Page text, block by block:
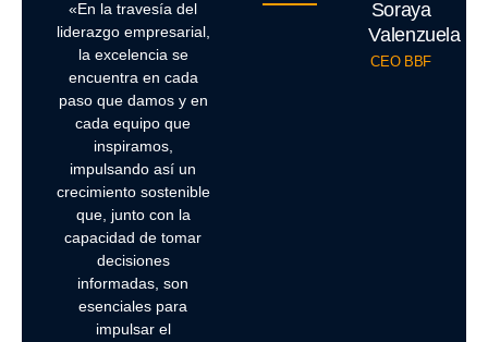
«En la travesía del
liderazgo empresarial,
la excelencia se
encuentra en cada
paso que damos y en
cada equipo que
inspiramos,
impulsando así un
crecimiento sostenible
que, junto con la
capacidad de tomar
decisiones
informadas, son
esenciales para
impulsar el
Soraya
Valenzuela
CEO BBF